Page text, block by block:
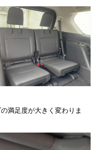
満足度が大きく変わりま